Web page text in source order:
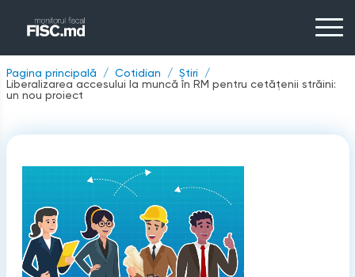
Pagina principală Cotidian
Știri
Liberalizarea accesului la muncă în RM pentru cetățenii străini:
un nou proiect